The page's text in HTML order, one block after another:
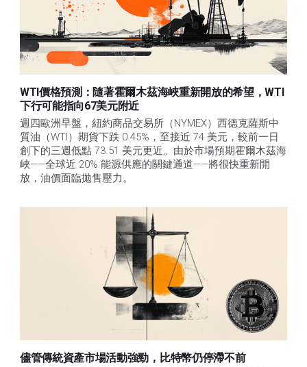
WTI價格預測：隨著霍爾木茲海峽重新開放的希望，WTI
下行可能指向67美元附近
週四歐洲早盤，紐約商品交易所（NYMEX）西德克薩斯中
質油（WTI）期貨下跌 0.45%，至接近 74 美元，較前一日
創下的三週低點 73.51 美元更近。由於市場預期霍爾木茲海
峽——全球近 20% 能源供應的關鍵通道——將很快重新開
放，油價面臨拋售壓力。
儘管傳統資產市場活動強勁，比特幣仍停滯不前